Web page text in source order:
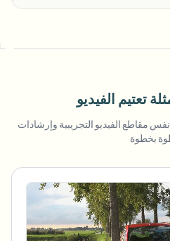
تعتيم الفيديو
مقاطع الفيديو التجريبية وإرشادات